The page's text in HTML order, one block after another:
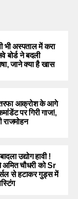
भी अस्पताल में करा
बोर्ड ने बदली
जाने क्या है खास
आक्रोश के आगे
पर गिरी गाज!,
उद्योग हावी !
चौधरी को Sr
से हटाकर गुड्स में